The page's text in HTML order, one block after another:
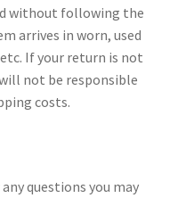
without following the
arrives in worn, used
If your return is not
not be responsible
costs.
questions you may